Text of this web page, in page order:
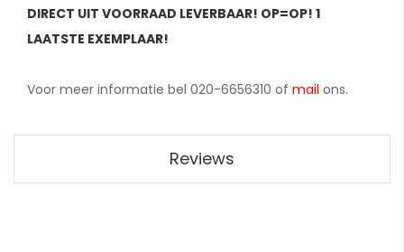
DIRECT UIT VOORRAAD LEVERBAAR! OP=OP! 1
LAATSTE EXEMPLAAR!
Voor meer informatie bel 020-6656310 of mail ons.
Reviews